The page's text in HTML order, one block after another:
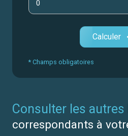
Calculer
* Champs obligatoires
consulter les
correspondants à